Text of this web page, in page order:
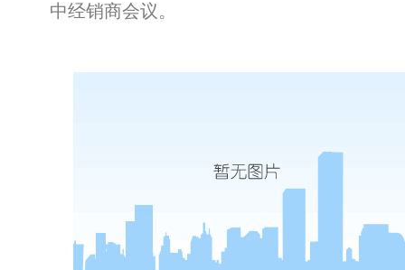
中经销商会议。